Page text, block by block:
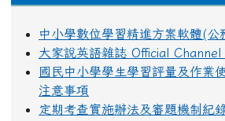
中小學數位學習精進方案軟體(公
大家說英語雜誌 Official
國民中小學學生學習評量及作業
注意事項
定期考查實施辦法及審題機制紀